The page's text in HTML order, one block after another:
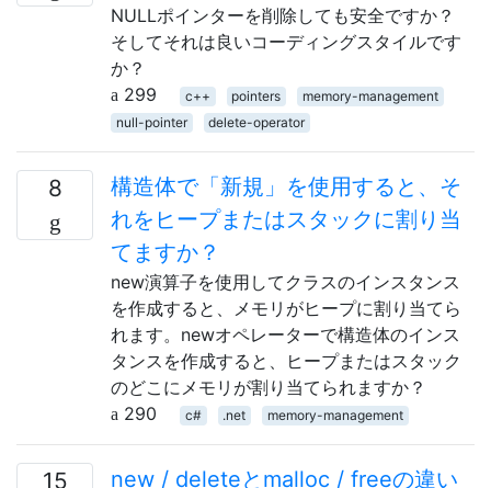
NULLポインターを削除しても安全ですか？
そしてそれは良いコーディングスタイルです
か？
299
c++ pointers
memory-management
null-pointer
delete-operator
8
構造体で「新規」を使用すると、そ
れをヒープまたはスタックに割り当
てますか？
new演算子を使用してクラスのインスタンス
を作成すると、メモリがヒープに割り当てら
れます。newオペレーターで構造体のインス
タンスを作成すると、ヒープまたはスタック
のどこにメモリが割り当てられますか？
290
c# .net memory-management
15 new / deleteとmalloc / freeの違い